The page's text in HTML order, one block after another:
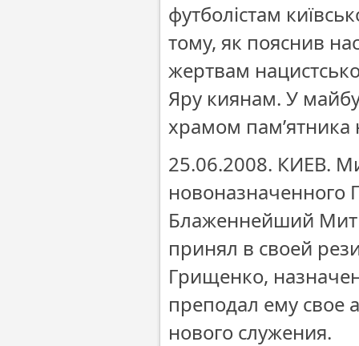
футболістам
тому, як пояснив
жертвам
Яру киянам. У
храмом
25.06.2008. КИЕВ.
новоназначенного
Блаженнейший
принял в своей
Грищенко,
преподал ему свое
нового служения.